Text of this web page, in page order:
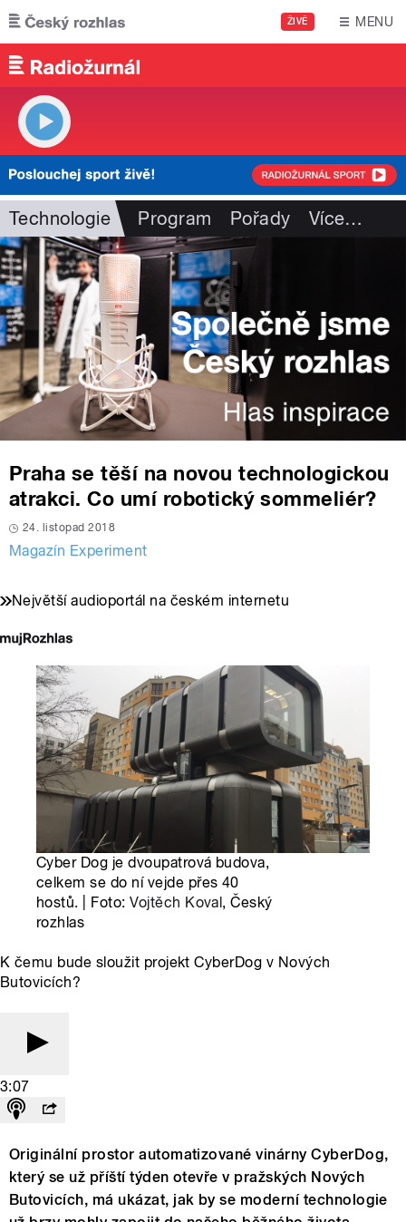
Přejít k hlavnímu obsahu
ŽIVĚ MENU
Technologie Program Pořady Více…
Praha se těší na novou technologickou
atrakci. Co umí robotický sommeliér?
24. listopad 2018
Magazín Experiment
Největší audioportál na českém internetu
Cyber Dog je dvoupatrová budova,
celkem se do ní vejde přes 40
hostů. | Foto:Vojtěch Koval, Český
rozhlas
K čemu bude sloužit projekt CyberDog v Nových
Butovicích?
3:07
Originální prostor automatizované vinárny CyberDog,
který se už příští týden otevře v pražských Nových
Butovicích, má ukázat, jak by se moderní technologie